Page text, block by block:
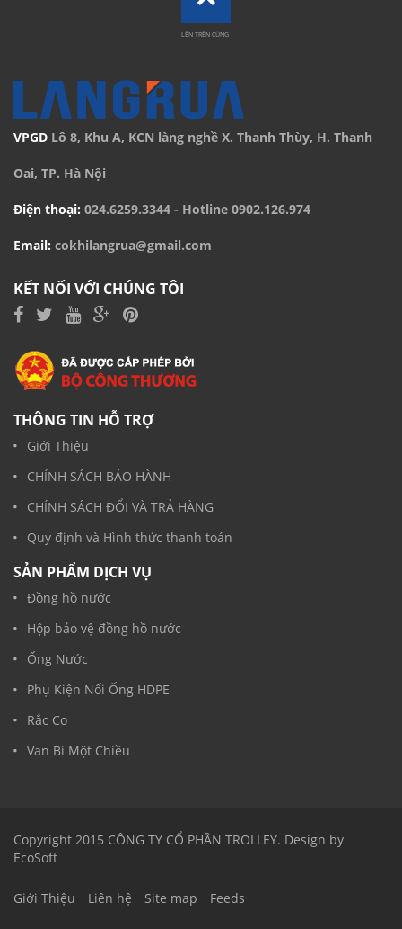
VPGD Lô 8, Khu A, KCN làng nghề X. Thanh Thùy, H. Thanh
Oai, TP. Hà Nội
Điện thoại: 024.6259.3344 - Hotline 0902.126.974
Email: cokhilangrua@gmail.com
KẾT NỐI VỚI CHÚNG TÔI
THÔNG TIN HỖ TRỢ
Giới Thiệu
CHÍNH SÁCH BẢO HÀNH
CHÍNH SÁCH ĐỔI VÀ TRẢ HÀNG
Quy định và Hình thức thanh toán
SẢN PHẨM DỊCH VỤ
Đồng hồ nước
Hộp bảo vệ đồng hồ nước
Ống Nước
Phụ Kiện Nối Ống HDPE
Rắc Co
Van Bi Một Chiều
LÊN TRÊN CÙNG
Copyright 2015 CÔNG TY CỔ PHẦN TROLLEY. Design by
EcoSoft
Giới Thiệu Liên hệ Site map Feeds